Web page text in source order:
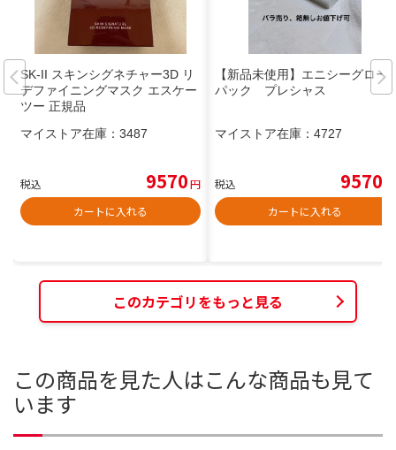
SK-II スキンシグネチャー3D リ
デファイニングマスク エスケー
ツー 正規品
マイストア在庫： 3487
税込 9570円
カートに入れる
【新品未使用】エニシーグロー
パック プレシャス
マイストア在庫： 4727
税込 9570
カートに入れる
このカテゴリをもっと見る
この商品を見た人はこんな商品も見て
います